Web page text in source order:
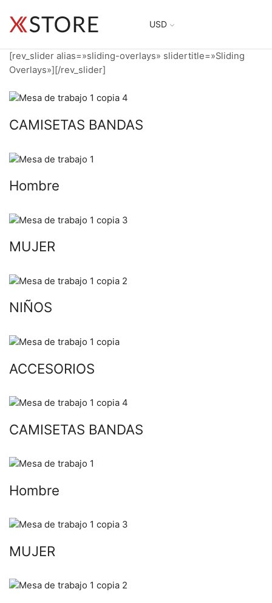
USD
[rev_slider alias=»sliding-overlays» slidertitle=»Sliding
Overlays»][/rev_slider]
CAMISETAS BANDAS
Hombre
MUJER
NIÑOS
ACCESORIOS
CAMISETAS BANDAS
Hombre
MUJER